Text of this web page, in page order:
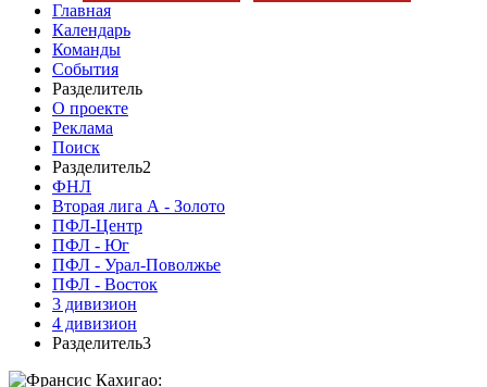
Главная
Календарь
Команды
События
Разделитель
О проекте
Реклама
Поиск
Разделитель2
ФНЛ
Вторая лига А - Золото
ПФЛ-Центр
ПФЛ - Юг
ПФЛ - Урал-Поволжье
ПФЛ - Восток
3 дивизион
4 дивизион
Разделитель3